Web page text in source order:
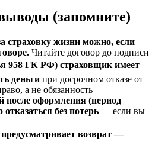
(запомните)
страховку жизни можно, если
Читайте договор до подписи
958 ГК РФ) страховщик имеет
деньги при досрочном отказе от
а не обязанность
после оформления (период
без потерь — если вы
возврат —